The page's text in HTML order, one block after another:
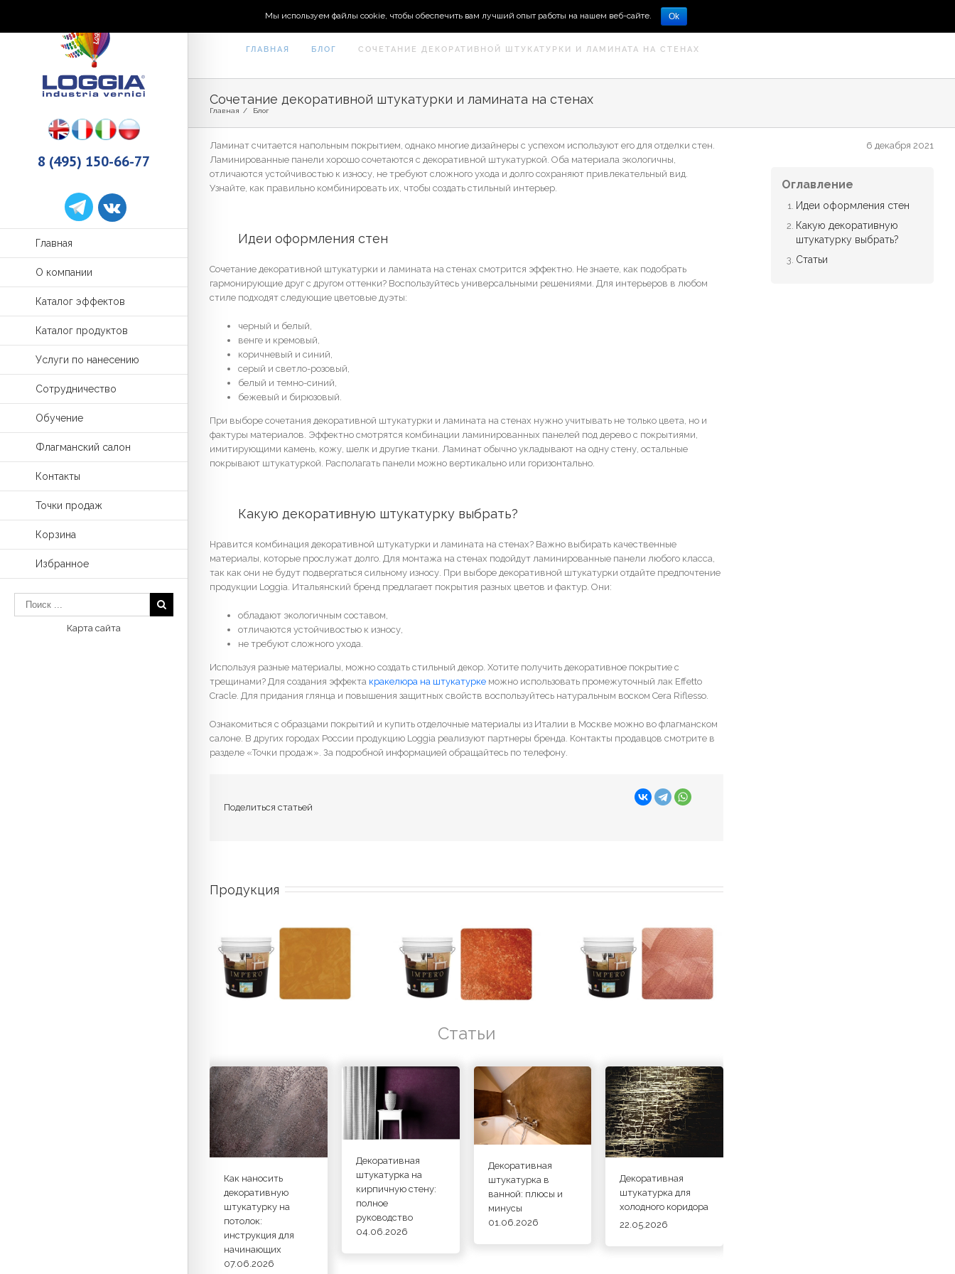
8 (495) 150-66-77
Главная
О компании
Каталог эффектов
Каталог продуктов
Услуги по нанесению
Сотрудничество
Обучение
Флагманский салон
Контакты
Точки продаж
Корзина
Избранное
Карта сайта
ГЛАВНАЯ БЛОГ СОЧЕТАНИЕ ДЕКОРАТИВНОЙ ШТУКАТУРКИ И ЛАМИНАТА НА СТЕНАХ
Сочетание декоративной штукатурки и ламината на стенах
Главная / Блог
Ламинат считается напольным покрытием, однако многие дизайнеры с успехом используют его для отделки стен.
Ламинированные панели хорошо сочетаются с декоративной штукатуркой. Оба материала экологичны,
отличаются устойчивостью к износу, не требуют сложного ухода и долго сохраняют привлекательный вид.
Узнайте, как правильно комбинировать их, чтобы создать стильный интерьер.
	Идеи оформления стен
Сочетание декоративной штукатурки и ламината на стенах смотрится эффектно. Не знаете, как подобрать
гармонирующие друг с другом оттенки? Воспользуйтесь универсальными решениями. Для интерьеров в любом
стиле подходят следующие цветовые дуэты:
черный и белый,
венге и кремовый,
коричневый и синий,
серый и светло-розовый,
белый и темно-синий,
бежевый и бирюзовый.
При выборе сочетания декоративной штукатурки и ламината на стенах нужно учитывать не только цвета, но и
фактуры материалов. Эффектно смотрятся комбинации ламинированных панелей под дерево с покрытиями,
имитирующими камень, кожу, шелк и другие ткани. Ламинат обычно укладывают на одну стену, остальные
покрывают штукатуркой. Располагать панели можно вертикально или горизонтально.
	Какую декоративную штукатурку выбрать?
Нравится комбинация декоративной штукатурки и ламината на стенах? Важно выбирать качественные
материалы, которые прослужат долго. Для монтажа на стенах подойдут ламинированные панели любого класса,
так как они не будут подвергаться сильному износу. При выборе декоративной штукатурки отдайте предпочтение
продукции Loggia. Итальянский бренд предлагает покрытия разных цветов и фактур. Они:
обладают экологичным составом,
отличаются устойчивостью к износу,
не требуют сложного ухода.
Используя разные материалы, можно создать стильный декор. Хотите получить декоративное покрытие с
трещинами? Для создания эффекта кракелюра на штукатурке можно использовать промежуточный лак Effetto
Cracle. Для придания глянца и повышения защитных свойств воспользуйтесь натуральным воском Cera Riflesso.
Ознакомиться с образцами покрытий и купить отделочные материалы из Италии в Москве можно во флагманском
салоне. В других городах России продукцию Loggia реализуют партнеры бренда. Контакты продавцов смотрите в
разделе «Точки продаж». За подробной информацией обращайтесь по телефону.
Поделиться статьей
Продукция
CC
Флоковое
покрытие
SOLARIA 0,75 л
Декоративное
Статьи
Как наносить
декоративную
штукатурку на
потолок:
инструкция для
начинающих
07.06.2026
Декоративная
штукатурка на
кирпичную стену:
полное
руководство
04.06.2026
Декоративная
штукатурка в
ванной: плюсы и
минусы
01.06.2026
Декоративная
штукатурка для
холодного коридора
22.05.2026
6 декабря 2021
Оглавление
Идеи оформления стен
Какую декоративную
штукатурку выбрать?
Статьи
Мы используем файлы cookie, чтобы обеспечить вам лучший опыт работы на нашем веб-сайте. Ok